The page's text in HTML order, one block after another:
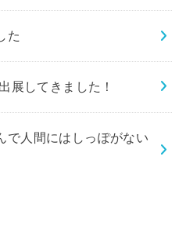
た
展してきました！
で人間にはしっぽがない